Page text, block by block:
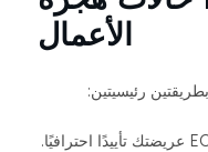
الأعمال
رئيسيتين:
تمنح EOLs عريضتك تأييدًا احترافيًا.